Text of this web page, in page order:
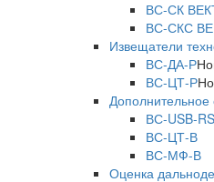
ВС-СК
ВС-СКС
Извещатели
ВС-ДА-Р
ВС-ЦТ-Р
ВС-USB-
ВС-ЦТ-В
ВС-МФ-В
Оценка